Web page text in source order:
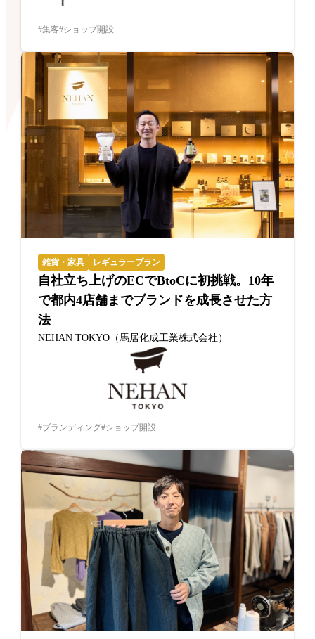
集客 ショップ開設
雑貨・家具 レギュラープラン
自社立ち上げのECでBtoCに初挑戦。10年
で都内4店舗までブランドを成長させた方
法
NEHAN TOKYO（馬居化成工業株式会社）
ブランディング ショップ開設